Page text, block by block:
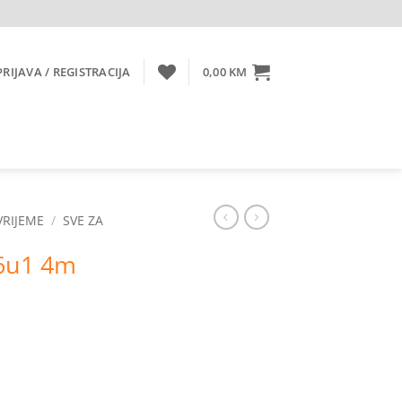
/ REGISTRACIJA 0,00 KM
/ SVE ZA
4m